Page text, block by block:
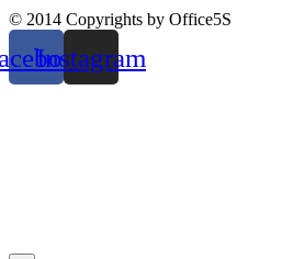
© 2014 Copyrights by Office5S
Instagram